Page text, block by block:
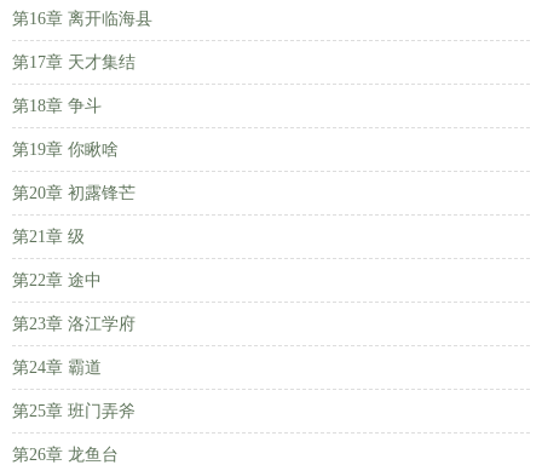
第16章 离开临海县
第17章 天才集结
第18章 争斗
第19章 你瞅啥
第20章 初露锋芒
第21章 级
第22章 途中
第23章 洛江学府
第24章 霸道
第25章 班门弄斧
第26章 龙鱼台